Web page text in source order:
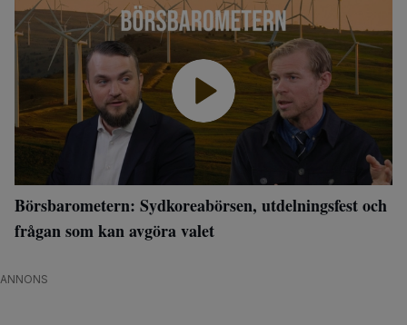
Börsbarometern: Sydkoreabörsen, utdelningsfest och
frågan som kan avgöra valet
ANNONS